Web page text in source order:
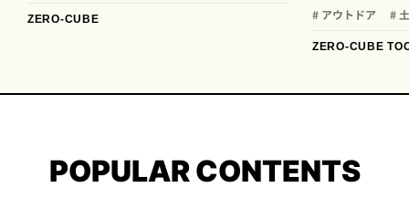
ZERO-CUBE # アウトドア #
ZERO-CUBE
POPULAR CONTENTS